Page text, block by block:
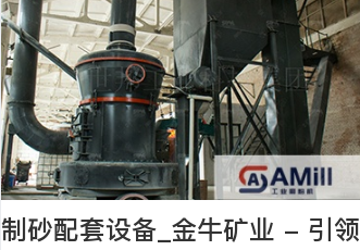
制砂配套设备_金牛矿业 - 引领